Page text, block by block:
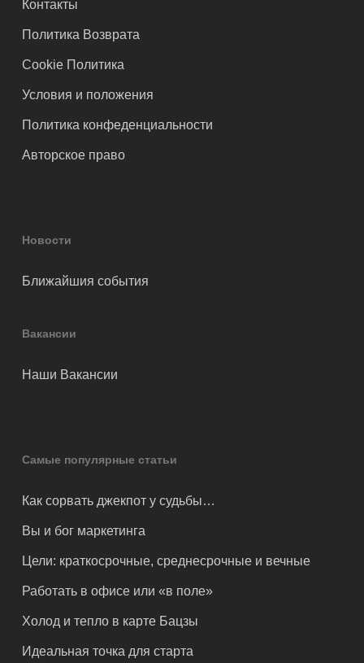
Контакты
Политика Возврата
Cookie Политика
Условия и положения
Политика конфеденциальности
Авторское право
Новости
Ближайшия события
Вакансии
Наши Вакансии
Самые популярные статьи
Как сорвать джекпот у судьбы…
Вы и бог маркетинга
Цели: краткосрочные, среднесрочные и вечные
Работать в офисе или «в поле»
Холод и тепло в карте Бацзы
Идеальная точка для старта